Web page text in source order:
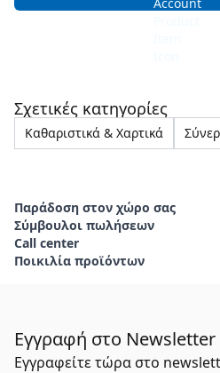
Σχετικές κατηγορίες
Καθαριστικά & Χαρτικά
Παράδοση στον χώρο σας
Σύμβουλοι πωλήσεων
Call center
Ποικιλία προϊόντων
Εγγραφή στο Newsletter
Εγγραφείτε τώρα στο